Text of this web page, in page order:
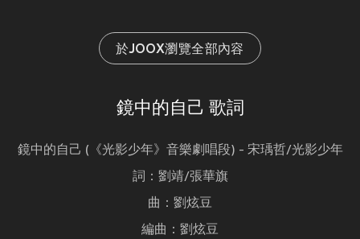
於JOOX瀏覽全部內容
鏡中的自己 歌詞
鏡中的自己 (《光影少年》音樂劇唱段) - 宋瑀哲/光影少年
詞：劉靖/張華旗
曲：劉炫豆
編曲：劉炫豆